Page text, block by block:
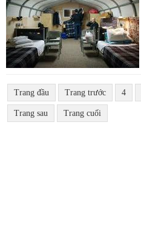
Trang đầu Trang trước 4
Trang sau Trang cuối